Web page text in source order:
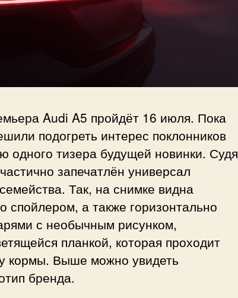
Audi A5 пройдёт 16 июля. Пока
подогреть интерес поклонников
одного тизера будущей новинки. Судя
запечатлён универсал
Так, на снимке видна
спойлером, а также горизонтально
с необычным рисунком,
планкой, которая проходит
кормы. Выше можно увидеть
бренда.